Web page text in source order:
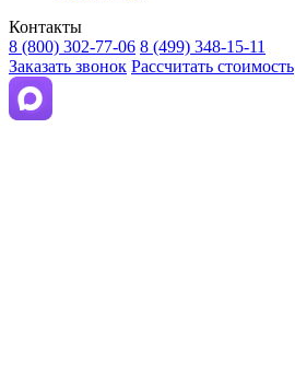
Контакты
8 (800) 302-77-06 8 (499) 348-15-11
Заказать звонок Рассчитать стоимость